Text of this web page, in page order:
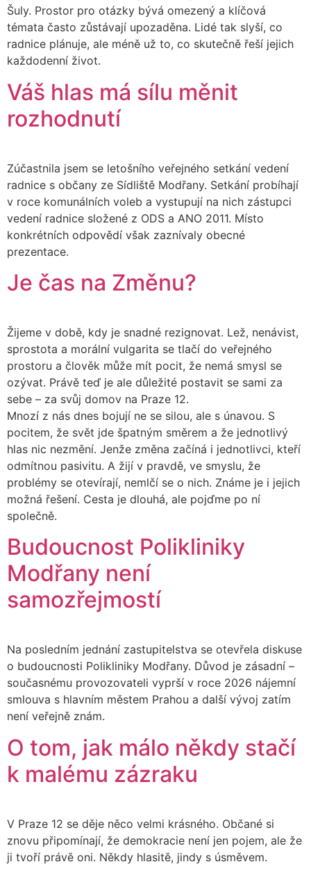
Šuly. Prostor pro otázky bývá omezený a klíčová
témata často zůstávají upozaděna. Lidé tak slyší, co
radnice plánuje, ale méně už to, co skutečně řeší jejich
každodenní život.
Váš hlas má sílu měnit
rozhodnutí
Zúčastnila jsem se letošního veřejného setkání vedení
radnice s občany ze Sídliště Modřany. Setkání probíhají
v roce komunálních voleb a vystupují na nich zástupci
vedení radnice složené z ODS a ANO 2011. Místo
konkrétních odpovědí však zaznívaly obecné
prezentace.
Je čas na Změnu?
Žijeme v době, kdy je snadné rezignovat. Lež, nenávist,
sprostota a morální vulgarita se tlačí do veřejného
prostoru a člověk může mít pocit, že nemá smysl se
ozývat. Právě teď je ale důležité postavit se sami za
sebe – za svůj domov na Praze 12.
Mnozí z nás dnes bojují ne se silou, ale s únavou. S
pocitem, že svět jde špatným směrem a že jednotlivý
hlas nic nezmění. Jenže změna začíná i jednotlivci, kteří
odmítnou pasivitu. A žijí v pravdě, ve smyslu, že
problémy se otevírají, nemlčí se o nich. Známe je i jejich
možná řešení. Cesta je dlouhá, ale pojďme po ní
společně.
Budoucnost Polikliniky
Modřany není
samozřejmostí
Na posledním jednání zastupitelstva se otevřela diskuse
o budoucnosti Polikliniky Modřany. Důvod je zásadní –
současnému provozovateli vyprší v roce 2026 nájemní
smlouva s hlavním městem Prahou a další vývoj zatím
není veřejně znám.
O tom, jak málo někdy stačí
k malému zázraku
V Praze 12 se děje něco velmi krásného. Občané si
znovu připomínají, že demokracie není jen pojem, ale že
ji tvoří právě oni. Někdy hlasitě, jindy s úsměvem.